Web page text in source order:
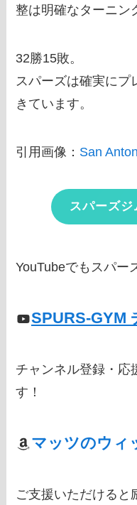
整は明確なターニン
32勝15敗。
スパーズは確実にプ
きています。
引用画像： San
スパーズジ
YouTubeでもスパー
SPURS-GYM
チャンネル登録・応
す！
マッツのウィ
ご支援いただけると